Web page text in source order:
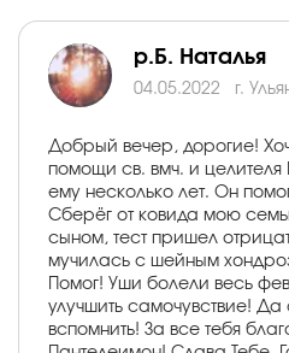
р.Б. Наталья
04.05.2022 г.
Добрый вечер, дорогие!
помощи св. вмч. и
ему несколько лет. Он
Сберёг от ковида мою
сыном, тест пришел
мучилась с шейным
Помог! Уши болели весь
улучшить самочувствие! Да
вспомнить! За все тебя